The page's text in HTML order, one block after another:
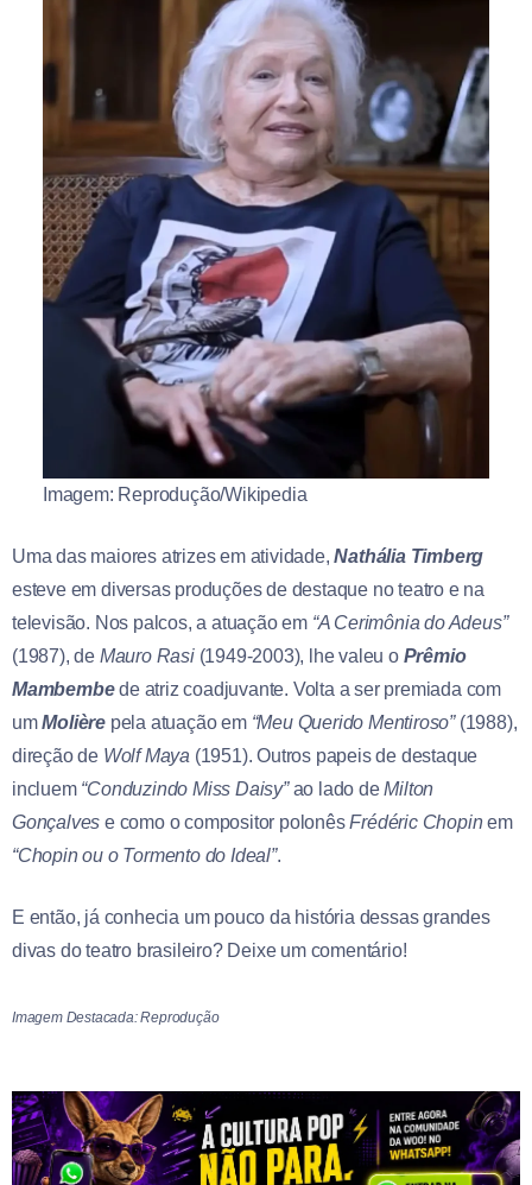
Imagem: Reprodução/Wikipedia
Uma das maiores atrizes em atividade,Nathália Timberg
esteve em diversas produções de destaque no teatro e na
televisão. Nos palcos, a atuação em “A Cerimônia do Adeus”
(1987), de Mauro Rasi(1949-2003), lhe valeu o Prêmio
Mambembede atriz coadjuvante. Volta a ser premiada com
umMolière pela atuação em“Meu Querido Mentiroso” (1988),
direção de Wolf Maya (1951). Outros papeis de destaque
incluem “Conduzindo Miss Daisy”ao lado deMilton
Gonçalves e como o compositor polonêsFrédéric Chopinem
“Chopin ou o Tormento do Ideal”.
E então, já conhecia um pouco da história dessas grandes
divas do teatro brasileiro? Deixe um comentário!
Imagem Destacada: Reprodução